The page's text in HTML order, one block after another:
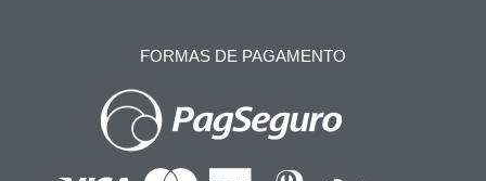
FORMAS DE PAGAMENTO